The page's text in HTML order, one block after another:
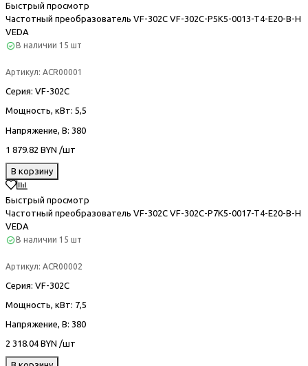
Быстрый просмотр
Частотный преобразователь VF-302С VF-302C-P5K5-0013-T4-E20-B-H
VEDA
В наличии 15 шт
Артикул: ACR00001
Серия: VF-302С
Мощность, кВт: 5,5
Напряжение, В: 380
1 879.82 BYN /шт
В корзину
Быстрый просмотр
Частотный преобразователь VF-302С VF-302C-P7K5-0017-T4-E20-B-H
VEDA
В наличии 15 шт
Артикул: ACR00002
Серия: VF-302С
Мощность, кВт: 7,5
Напряжение, В: 380
2 318.04 BYN /шт